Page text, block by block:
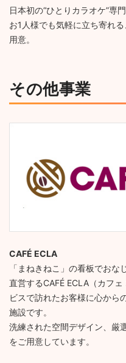
日本初の“ひとりカラオケ”専門
お1人様でも気軽に立ち寄れ
用意。
その他事業
CAFÉ ECLA
「まねきねこ」の看板でお
直営するCAFÉ ECLA（カフ
ビスで訪れたお客様に心から
施設です。
洗練された空間デザイン、厳
をご用意しています。